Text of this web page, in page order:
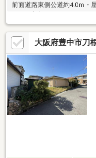
前面道路東側公道約4.0ｍ・
アクセス◆・大阪モノレー
鉄宝塚線「豊中」駅徒歩14
分・サンディ豊中本町店
分・刀根山公園 徒歩5分◆
ください♪ 【センチュリー
80-4470
大阪府豊中市刀